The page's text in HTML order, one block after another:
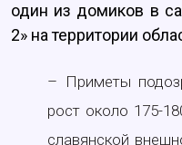
один из домиков в
2» на территории
– Приметы
рост около 175-
славянской